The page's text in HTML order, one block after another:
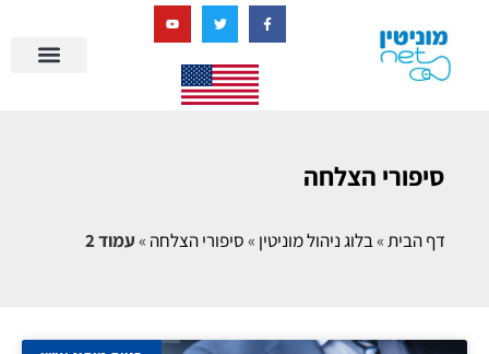
סיפורי הצלחה
דף הבית»בלוג ניהול מוניטין »סיפורי הצלחה »עמוד 2